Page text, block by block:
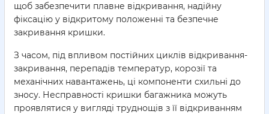
щоб забезпечити плавне відкривання, надійну
фіксацію у відкритому положенні та безпечне
закривання кришки.
З часом, під впливом постійних циклів відкривання-
закривання, перепадів температур, корозії та
механічних навантажень, ці компоненти схильні до
зносу. Несправності кришки багажника можуть
проявлятися у вигляді труднощів з її відкриванням